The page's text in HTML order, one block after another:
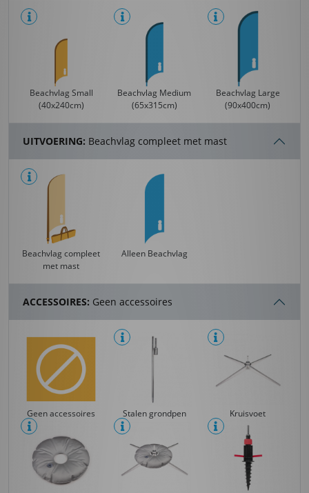
Beachvlag Small
(40x240cm)
Beachvlag Medium
(65x315cm)
Beachvlag Large
(90x400cm)
UITVOERING: Beachvlag compleet met mast
Beachvlag compleet
met mast
Alleen Beachvlag
ACCESSOIRES: Geen accessoires
Geen accessoires Stalen grondpen Kruisvoet